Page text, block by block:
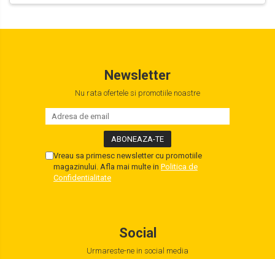
Newsletter
Nu rata ofertele si promotiile noastre
Vreau sa primesc newsletter cu promotiile
magazinului. Afla mai multe in Politica de
Confidentialitate
Social
Urmareste-ne in social media